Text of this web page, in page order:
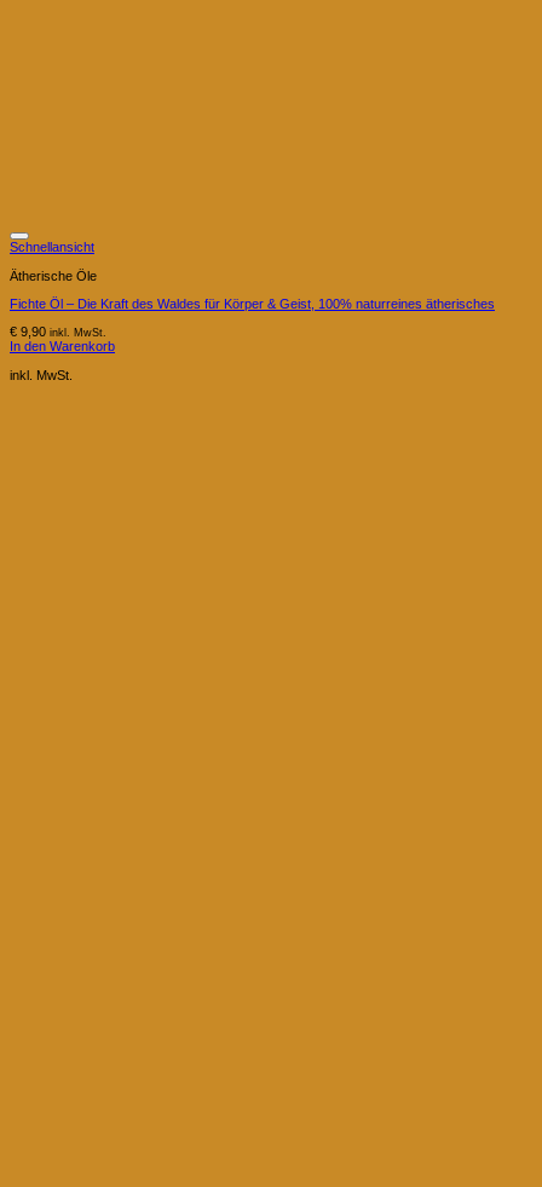
Schnellansicht
Ätherische Öle
Fichte Öl – Die Kraft des Waldes für Körper & Geist, 100% naturreines ätherisches
€ 9,90 inkl. MwSt.
In den Warenkorb
inkl. MwSt.